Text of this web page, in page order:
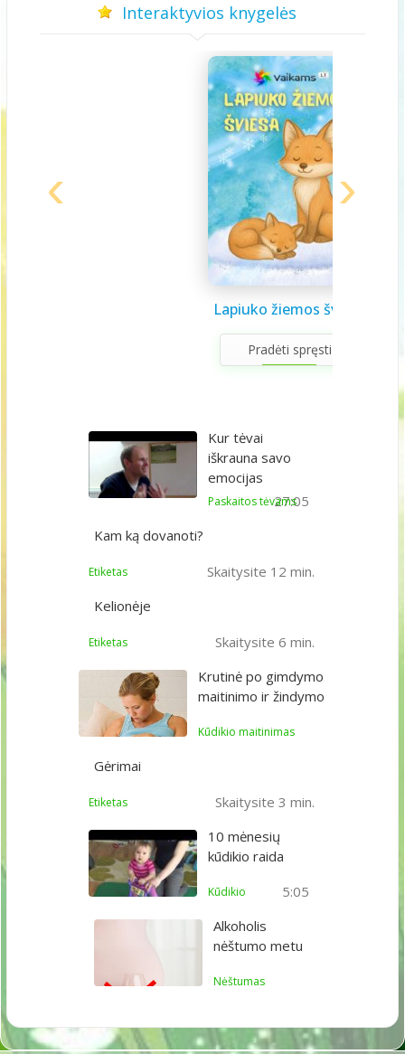
Interaktyvios knygelės
Lapiuko žiemos šviesa
Pradėti spręsti
Žiemos saulėgįžos
knygelė
Aš galiu rinktis
Saulės sistema vaikams
Sveikuolio užduotėlės
vaikams
Gyvūnai abc
apvedžiojimo knygelė
Draugystės užduotėlės
vaikams
Pavasario laiškas
mamai
Velykų užduotėlės
Gerumo advento
kalendorius
Kur tėvai
iškrauna savo
emocijas
27:05
Paskaitos tėvams
Kam ką dovanoti?
Skaitysite 12 min.
Etiketas
Kelionėje
Skaitysite 6 min.
Etiketas
Krutinė po gimdymo
maitinimo ir žindymo
Kūdikio maitinimas
Gėrimai
Skaitysite 3 min.
Etiketas
10 mėnesių
kūdikio raida
5:05
Kūdikio
Alkoholis
nėštumo metu
Nėštumas